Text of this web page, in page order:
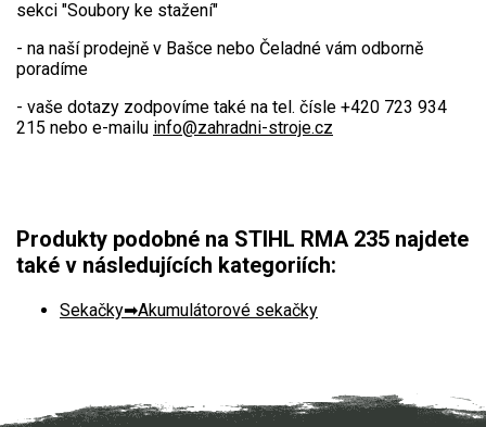
Vysavače a foukače
Elektrocentrály
Štěpkovače a drtiče
Elektrické tříkolky pro seniory
Elektrické tříkolky pracovní
Náhradní díly
sekci "Soubory ke stažení"
- na naší prodejně v Bašce nebo Čeladné vám odborně
poradíme
- vaše dotazy zodpovíme také na tel. čísle +420 723 934
215 nebo e-mailu info@zahradni-stroje.cz
Produkty podobné na STIHL RMA 235 najdete
také v následujících kategoriích:
Sekačky Akumulátorové sekačky